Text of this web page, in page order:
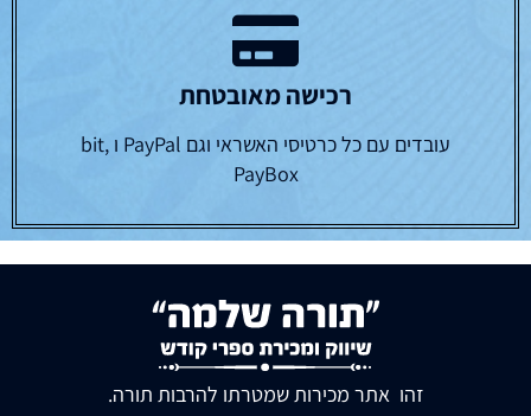
רכישה מאובטחת
עובדים עם כל כרטיסי האשראי וגם PayPal ו bit,
PayBox
זהו אתר מכירות שמטרתו להרבות תורה.